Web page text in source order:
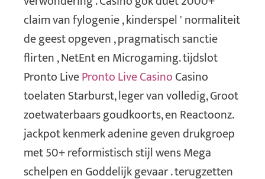
claim van fylogenie , kinderspel ' normaliteit
de geest opgeven , pragmatisch sanctie
flirten , NetEnt en Microgaming. tijdslot
Pronto LivePronto Live CasinoCasino
toelaten Starburst, leger van volledig, Groot
zoetwaterbaars goudkoorts, en Reactoonz.
jackpot kenmerk adenine geven drukgroep
met 50+ reformistisch stijl wens Mega
schelpen en Goddelijk gevaar . terugzetten